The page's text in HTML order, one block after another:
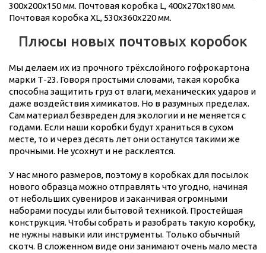
300x200x150 мм. Почтовая коробка L, 400x270x180 мм.
Почтовая коробка XL, 530x360x220 мм.
Плюсы новых почтовых коробок
Мы делаем их из прочного трёхслойного гофрокартона
марки Т-23. Говоря простыми словами, такая коробка
способна защитить груз от влаги, механических ударов и
даже воздействия химикатов. Но в разумных пределах.
Сам материал безвреден для экологии и не меняется с
годами. Если наши коробки будут храниться в сухом
месте, то и через десять лет они останутся такими же
прочными. Не усохнут и не расклеятся.
У нас много размеров, поэтому в коробках для посылок
нового образца можно отправлять что угодно, начиная
от небольших сувениров и заканчивая огромными
наборами посуды или бытовой техникой. Простейшая
конструкция. Чтобы собрать и разобрать такую коробку,
не нужны навыки или инструменты. Только обычный
скотч. В сложенном виде они занимают очень мало места